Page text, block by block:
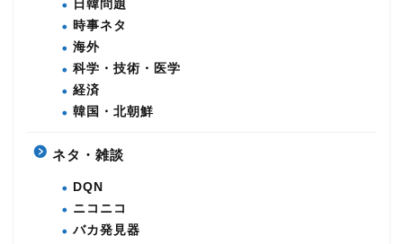
日韓問題
時事ネタ
海外
科学・技術・医学
経済
韓国・北朝鮮
ネタ・雑談
DQN
ニコニコ
バカ発見器